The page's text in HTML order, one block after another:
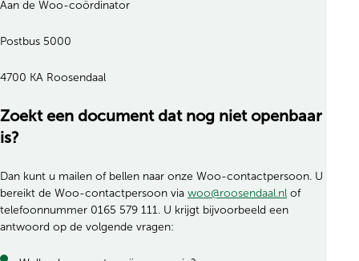
Aan de Woo-coördinator
Postbus 5000
4700 KA Roosendaal
Zoekt een document dat nog niet openbaar
is?
Dan kunt u mailen of bellen naar onze Woo-contactpersoon. U
bereikt de Woo-contactpersoon via woo@roosendaal.nl of
telefoonnummer 0165 579 111. U krijgt bijvoorbeeld een
antwoord op de volgende vragen: